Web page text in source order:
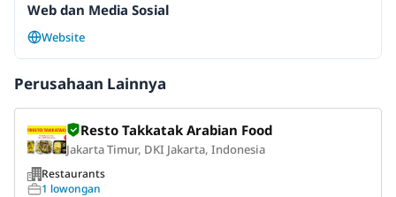
Web dan Media Sosial
Website
Perusahaan Lainnya
Resto Takkatak Arabian Food
Jakarta Timur, DKI Jakarta, Indonesia
Restaurants
1 lowongan